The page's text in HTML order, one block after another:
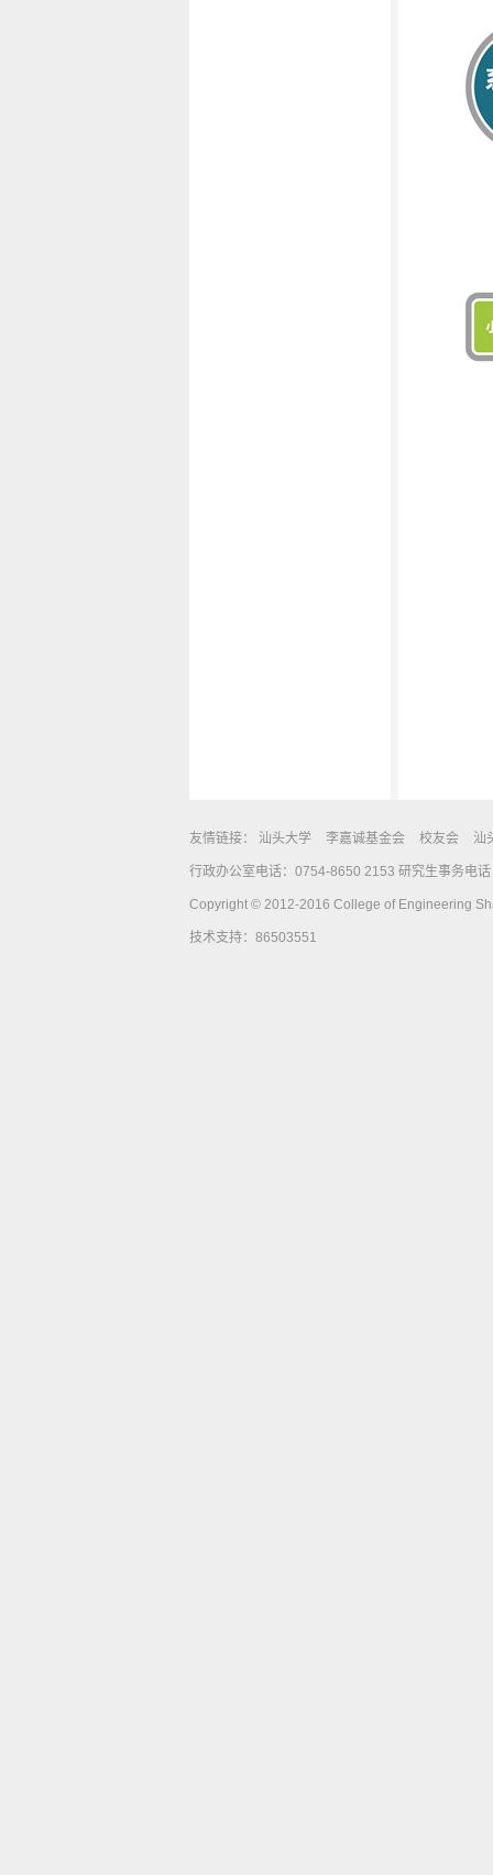
友情链接： 汕头大学 李嘉诚基金会 校友会 汕
行政办公室电话：0754-8650 2153 研究生事务电
Copyright © 2012-2016 College of Engineering
技术支持：86503551